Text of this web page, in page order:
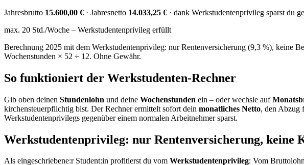
Jahresbrutto 15.600,00 € · Jahresnetto 14.033,25 € · dank Werkstudentenprivileg sparst du
max. 20 Std./Woche – Werkstudentenprivileg erfüllt
Berechnung 2025 mit dem Werkstudentenprivileg: nur Rentenversicherung (9,3 %), keine
Wochenstunden × 52 ÷ 12. Ohne Gewähr.
So funktioniert der Werkstudenten-Rechner
Gib oben deinen Stundenlohn und deine Wochenstunden ein – oder wechsle auf
kirchensteuer­pflichtig bist. Der Rechner ermittelt sofort dein monatliches Netto, den Abzug
Werkstudentenprivilegs gegenüber einem normalen Arbeitnehmer sparst.
Werkstudentenprivileg: nur Rentenversicherung, keine
Als eingeschriebene:r Student:in profitierst du vom Werkstudentenprivileg: Vom